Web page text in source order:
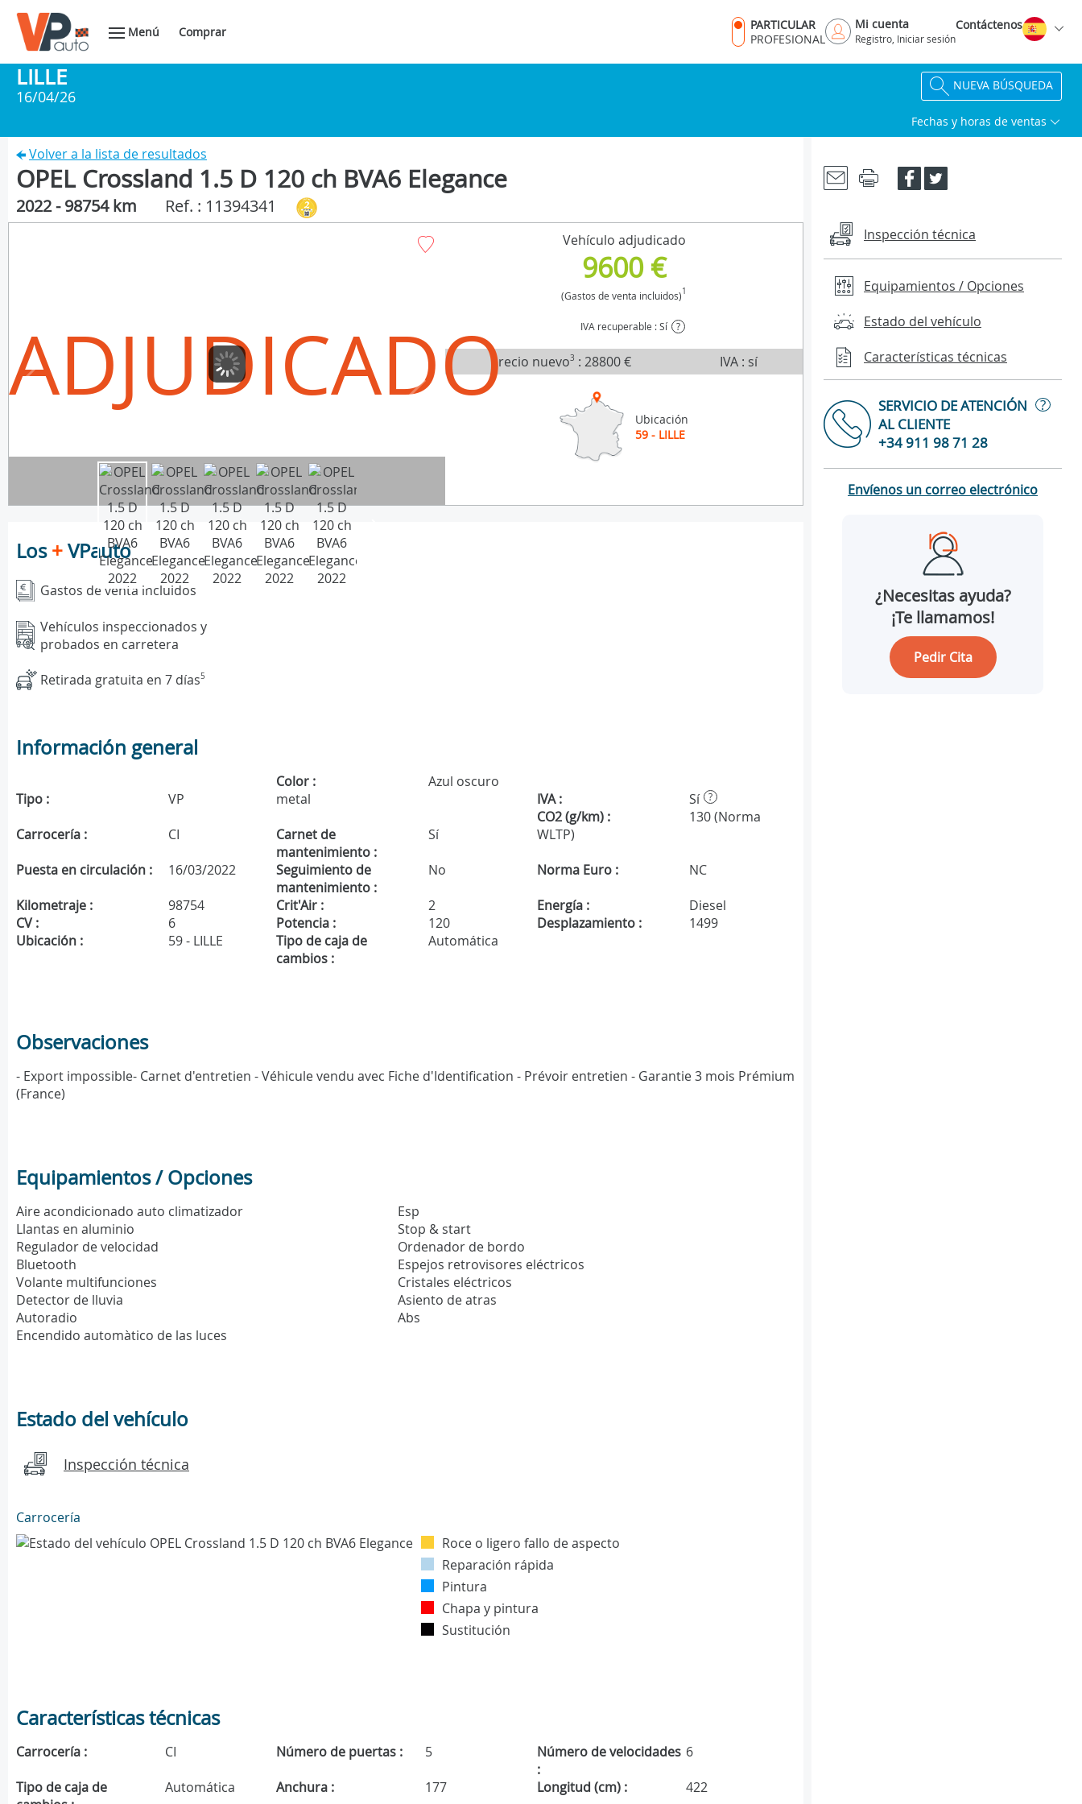
Menú Comprar
PARTICULAR
PROFESIONAL
Mi cuenta
Registro, Iniciar sesión
Contáctenos
LILLE
16/04/26
NUEVA BÚSQUEDA
Fechas y horas de ventas
Volver a la lista de resultados
OPEL Crossland 1.5 D 120 ch BVA6 Elegance
2022 - 98754 km Ref. : 11394341
ADJUDICADO
Vehículo adjudicado
9600 €
(Gastos de venta incluidos)1
IVA recuperable : Sí ?
Precio nuevo3 :28800 € IVA : sí
Ubicación
59 - LILLE
Los+VPauto
Gastos de venta incluidos
Vehículos inspeccionados y
probados en carretera
Retirada gratuita en 7 días5
Información general
Tipo : VP
Color :
Azul oscuro
metal
IVA : Sí ?
Carrocería : CI
Carnet de
mantenimiento :
Sí
CO2 (g/km) :
130 (Norma
WLTP)
Puesta en circulación :
16/03/2022
Seguimiento de
mantenimiento :
No Norma Euro :
NC
Kilometraje :
98754 Crit'Air : 2 Energía :
Diesel
CV :
6 Potencia : 120 Desplazamiento :
1499
Ubicación :
59 - LILLE
Tipo de caja de
cambios :
Automática
Observaciones
- Export impossible- Carnet d'entretien - Véhicule vendu avec Fiche d'Identification - Prévoir entretien - Garantie 3 mois Prémium
(France)
Equipamientos / Opciones
Aire acondicionado auto climatizador
Llantas en aluminio
Regulador de velocidad
Bluetooth
Volante multifunciones
Detector de lluvia
Autoradio
Encendido automàtico de las luces
Esp
Stop & start
Ordenador de bordo
Espejos retrovisores eléctricos
Cristales eléctricos
Asiento de atras
Abs
Estado del vehículo
Inspección técnica
Carrocería
Roce o ligero fallo de aspecto
Reparación rápida
Pintura
Chapa y pintura
Sustitución
Características técnicas
Carrocería : CI Número de puertas : 5
Número de velocidades
:
6
Tipo de caja de
Automática Anchura : 177 Longitud (cm) : 422
Inspección técnica
Equipamientos / Opciones
Estado del vehículo
Características técnicas
SERVICIO DE ATENCIÓN
AL CLIENTE
?
+34 911 98 71 28
Envíenos un correo electrónico
¿Necesitas ayuda?
¡Te llamamos!
Pedir Cita